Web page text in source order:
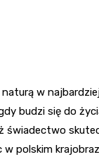
w
budzi się do
świadectwo
polskim